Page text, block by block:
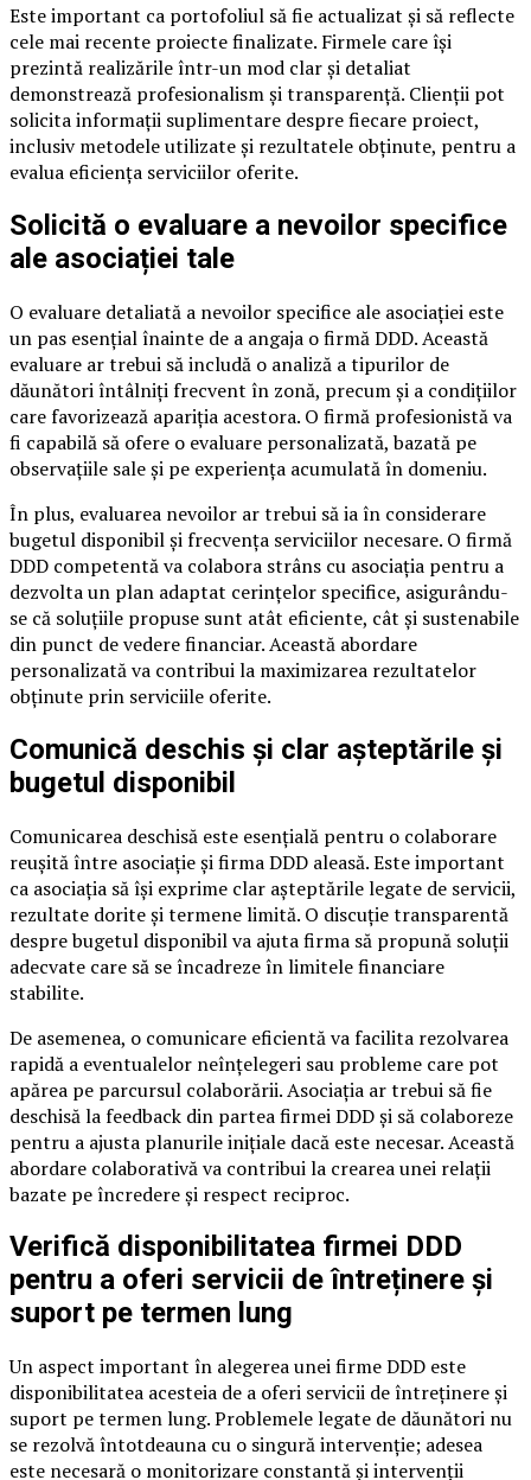
Este important ca portofoliul să fie actualizat și să reflecte
cele mai recente proiecte finalizate. Firmele care își
prezintă realizările într-un mod clar și detaliat
demonstrează profesionalism și transparență. Clienții pot
solicita informații suplimentare despre fiecare proiect,
inclusiv metodele utilizate și rezultatele obținute, pentru a
evalua eficiența serviciilor oferite.
Solicită o evaluare a nevoilor specifice
ale asociației tale
O evaluare detaliată a nevoilor specifice ale asociației este
un pas esențial înainte de a angaja o firmă DDD. Această
evaluare ar trebui să includă o analiză a tipurilor de
dăunători întâlniți frecvent în zonă, precum și a condițiilor
care favorizează apariția acestora. O firmă profesionistă va
fi capabilă să ofere o evaluare personalizată, bazată pe
observațiile sale și pe experiența acumulată în domeniu.
În plus, evaluarea nevoilor ar trebui să ia în considerare
bugetul disponibil și frecvența serviciilor necesare. O firmă
DDD competentă va colabora strâns cu asociația pentru a
dezvolta un plan adaptat cerințelor specifice, asigurându-
se că soluțiile propuse sunt atât eficiente, cât și sustenabile
din punct de vedere financiar. Această abordare
personalizată va contribui la maximizarea rezultatelor
obținute prin serviciile oferite.
Comunică deschis și clar așteptările și
bugetul disponibil
Comunicarea deschisă este esențială pentru o colaborare
reușită între asociație și firma DDD aleasă. Este important
ca asociația să își exprime clar așteptările legate de servicii,
rezultate dorite și termene limită. O discuție transparentă
despre bugetul disponibil va ajuta firma să propună soluții
adecvate care să se încadreze în limitele financiare
stabilite.
De asemenea, o comunicare eficientă va facilita rezolvarea
rapidă a eventualelor neînțelegeri sau probleme care pot
apărea pe parcursul colaborării. Asociația ar trebui să fie
deschisă la feedback din partea firmei DDD și să colaboreze
pentru a ajusta planurile inițiale dacă este necesar. Această
abordare colaborativă va contribui la crearea unei relații
bazate pe încredere și respect reciproc.
Verifică disponibilitatea firmei DDD
pentru a oferi servicii de întreținere și
suport pe termen lung
Un aspect important în alegerea unei firme DDD este
disponibilitatea acesteia de a oferi servicii de întreținere și
suport pe termen lung. Problemele legate de dăunători nu
se rezolvă întotdeauna cu o singură intervenție; adesea
este necesară o monitorizare constantă și intervenții